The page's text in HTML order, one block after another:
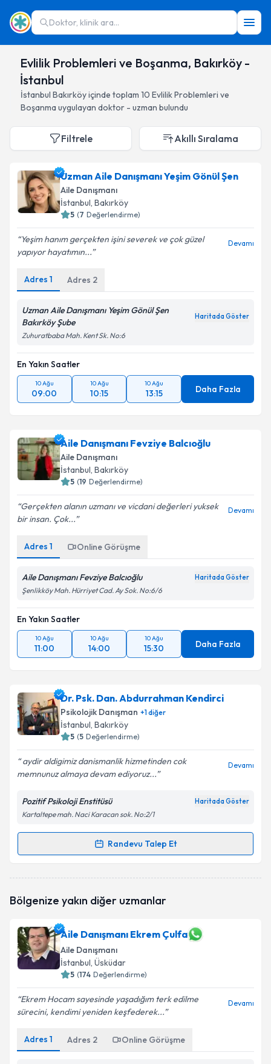
Doktor, klinik ara...
Evlilik Problemleri ve Boşanma, Bakırköy -
İstanbul
İstanbul Bakırköyiçinde toplam 10 Evlilik Problemleri ve
Boşanma uygulayan doktor - uzman bulundu
Filtrele Akıllı Sıralama
Uzman Aile Danışmanı Yeşim Gönül Şen
Aile Danışmanı
İstanbul, Bakırköy
5 (7 Değerlendirme)
Yeşim hanım gerçekten işini severek ve çok güzel
yapıyor hayatımın...
Devamı
Adres 1 Adres 2
Uzman Aile Danışmanı Yeşim Gönül Şen
Bakırköy Şube
Haritada Göster
Zuhuratbaba Mah. Kent Sk. No:6
En Yakın Saatler
10 Ağu
09:00
10 Ağu
10:15
10 Ağu
13:15 Daha Fazla
Aile Danışmanı Fevziye Balcıoğlu
Aile Danışmanı
İstanbul, Bakırköy
5 (19 Değerlendirme)
Gerçekten alanın uzmanı ve vicdani değerleri yuksek
bir insan. Çok...
Devamı
Adres 1 Online Görüşme
Aile Danışmanı Fevziye Balcıoğlu Haritada Göster
Şenlikköy Mah. Hürriyet Cad. Ay Sok. No:6/6
En Yakın Saatler
10 Ağu
11:00
10 Ağu
14:00
10 Ağu
15:30 Daha Fazla
Dr. Psk. Dan. Abdurrahman Kendirci
Psikolojik Danışman +1diğer
İstanbul, Bakırköy
5 (5 Değerlendirme)
aydir aldigimiz danismanlik hizmetinden cok
memnunuz almaya devam ediyoruz...
Devamı
Pozitif Psikoloji Enstitüsü Haritada Göster
Kartaltepe mah. Naci Karacan sok. No:2/1
Randevu Talep Et
Randevu Takvimi Talebi
takvimi talebi oluşturun. Size bu uzmandan randevu
bilgilendireceğiz.
E-posta Adresiniz
Kişisel verilerimin işlenmesine ilişkin
kapsamda işlenmesini kabul ediyorum.
Bölgenize yakın diğer uzmanlar
Aile Danışmanı Ekrem Çulfa
Aile Danışmanı
İstanbul, Üsküdar
5 (174 Değerlendirme)
Ekrem Hocam sayesinde yaşadığım terk edilme
sürecini, kendimi yeniden keşfederek...
Devamı
Adres 1 Adres 2 Online Görüşme